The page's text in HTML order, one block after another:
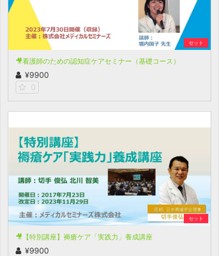
セット
🎥看護師のための認知症ケアセミナー（基礎コース）
¥9900
0
セット
🎥【特別講座】褥瘡ケア「実践力」養成講座
¥9900